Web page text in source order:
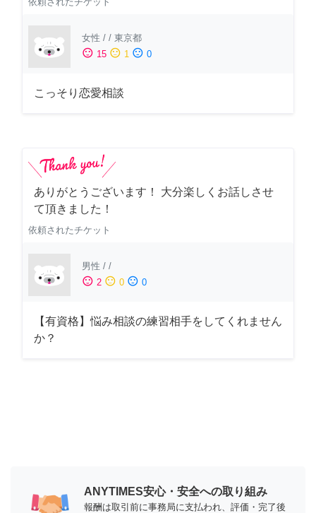
女性 / / 東京都
sentiment_satisfied 15 sentiment_neutral 1 sentiment_dissatisfied 0
こっそり恋愛相談
ありがとうございます！ 大分楽しくお話しさせ
て頂きました！
依頼されたチケット
男性 / /
sentiment_satisfied 2 sentiment_neutral 0 sentiment_dissatisfied 0
【有資格】悩み相談の練習相手をしてくれません
か？
ANYTIMES安心・安全への取り組み
報酬は取引前に事務局に支払われ、評価・完了後